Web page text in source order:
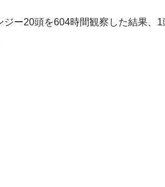
ジー20頭を604時間観察した結果、